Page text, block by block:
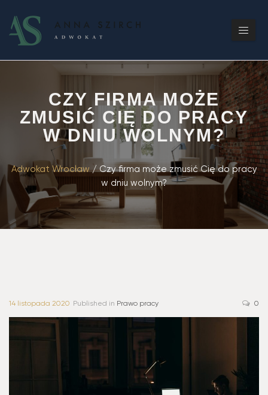
CZY FIRMA MOŻE
ZMUSIĆ CIĘ DO PRACY
W DNIU WOLNYM?
Adwokat Wrocław/Czy firma może zmusić Cię do pracy
w dniu wolnym?
14 listopada 2020 Published in Prawo pracy 0